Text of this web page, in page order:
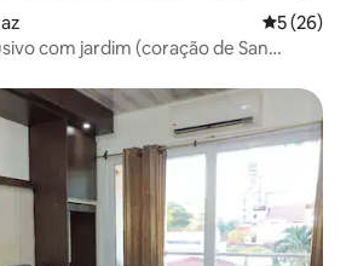
5 de uma
5 (26)
com jardim (coração de San